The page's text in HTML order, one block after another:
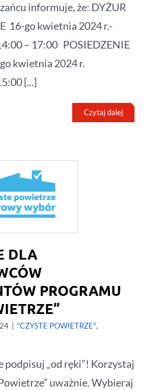
informuje, że: DYŻUR
16-go kwietnia 2024 r.-
– 17:00 POSIEDZENIE
kwietnia 2024 r.
[...]
Czytaj dalej
DLA
PROGRAMU
"CZYSTE POWIETRZE",
podpisuj „od ręki”! Korzystaj
uważnie. Wybieraj